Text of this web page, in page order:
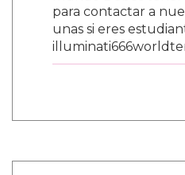
para contactar a
unas si eres